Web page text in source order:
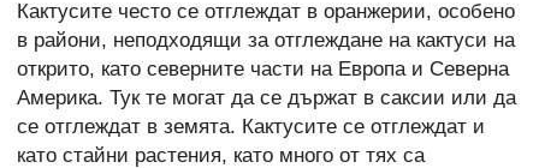
Кактусите често се отглеждат в оранжерии, особено
в райони, неподходящи за отглеждане на кактуси на
открито, като северните части на Европа и Северна
Америка. Тук те могат да се държат в саксии или да
се отглеждат в земята. Кактусите се отглеждат и
като стайни растения, като много от тях са